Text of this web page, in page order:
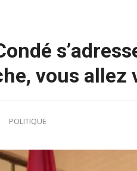
vous allez
POLITIQUE